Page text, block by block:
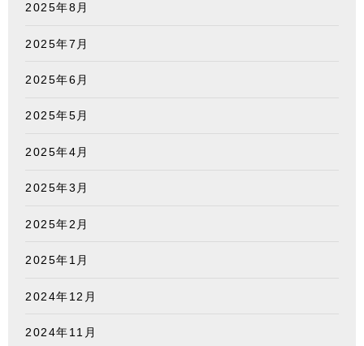
2025年8月
2025年7月
2025年6月
2025年5月
2025年4月
2025年3月
2025年2月
2025年1月
2024年12月
2024年11月